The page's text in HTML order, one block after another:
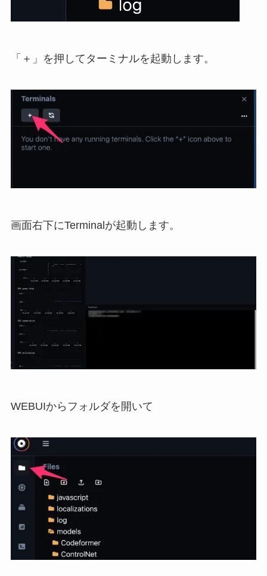
「＋」を押してターミナルを起動します。
画面右下にTerminalが起動します。
WEBUIからフォルダを開いて